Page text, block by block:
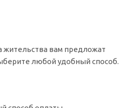
жительства вам предложат
любой удобный способ.